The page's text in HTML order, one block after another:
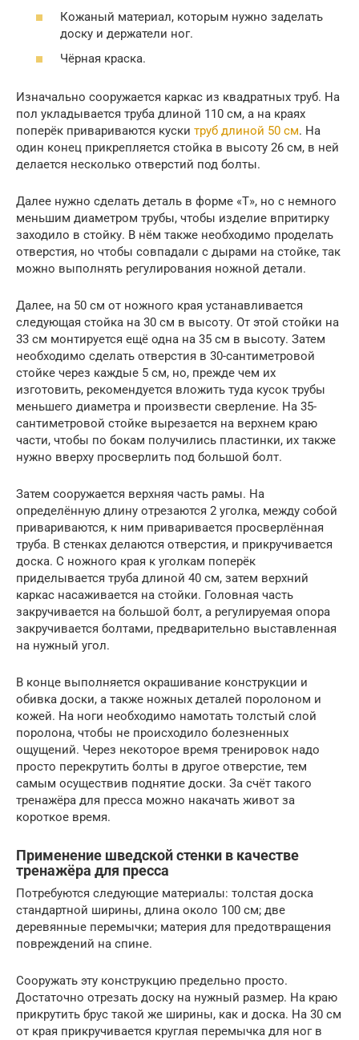
Кожаный материал, которым нужно заделать
доску и держатели ног.
Чёрная краска.
Изначально сооружается каркас из квадратных труб. На
пол укладывается труба длиной 110 см, а на краях
поперёк привариваются куски труб длиной 50 см. На
один конец прикрепляется стойка в высоту 26 см, в ней
делается несколько отверстий под болты.
Далее нужно сделать деталь в форме «Т», но с немного
меньшим диаметром трубы, чтобы изделие впритирку
заходило в стойку. В нём также необходимо проделать
отверстия, но чтобы совпадали с дырами на стойке, так
можно выполнять регулирования ножной детали.
Далее, на 50 см от ножного края устанавливается
следующая стойка на 30 см в высоту. От этой стойки на
33 см монтируется ещё одна на 35 см в высоту. Затем
необходимо сделать отверстия в 30-сантиметровой
стойке через каждые 5 см, но, прежде чем их
изготовить, рекомендуется вложить туда кусок трубы
меньшего диаметра и произвести сверление. На 35-
сантиметровой стойке вырезается на верхнем краю
части, чтобы по бокам получились пластинки, их также
нужно вверху просверлить под большой болт.
Затем сооружается верхняя часть рамы. На
определённую длину отрезаются 2 уголка, между собой
привариваются, к ним приваривается просверлённая
труба. В стенках делаются отверстия, и прикручивается
доска. С ножного края к уголкам поперёк
приделывается труба длиной 40 см, затем верхний
каркас насаживается на стойки. Головная часть
закручивается на большой болт, а регулируемая опора
закручивается болтами, предварительно выставленная
на нужный угол.
В конце выполняется окрашивание конструкции и
обивка доски, а также ножных деталей поролоном и
кожей. На ноги необходимо намотать толстый слой
поролона, чтобы не происходило болезненных
ощущений. Через некоторое время тренировок надо
просто перекрутить болты в другое отверстие, тем
самым осуществив поднятие доски. За счёт такого
тренажёра для пресса можно накачать живот за
короткое время.
Применение шведской стенки в качестве
тренажёра для пресса
Потребуются следующие материалы: толстая доска
стандартной ширины, длина около 100 см; две
деревянные перемычки; материя для предотвращения
повреждений на спине.
Сооружать эту конструкцию предельно просто.
Достаточно отрезать доску на нужный размер. На краю
прикрутить брус такой же ширины, как и доска. На 30 см
от края прикручивается круглая перемычка для ног в